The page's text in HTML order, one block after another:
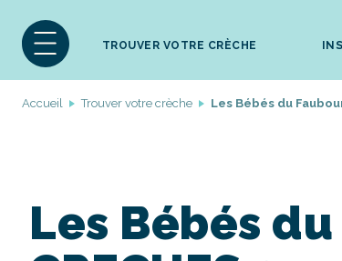
TROUVER VOTRE CRÈCHE
Accueil Trouver votre crèche Les Bébés du
Les Bébés